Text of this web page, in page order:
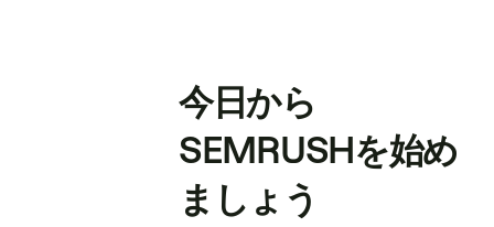
今日から
SEMRUSHを始め
ましょう